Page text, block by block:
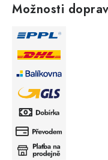
Možnosti